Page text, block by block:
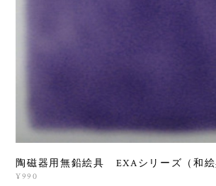
陶磁器用無鉛絵具 EXAシリーズ（和
¥990